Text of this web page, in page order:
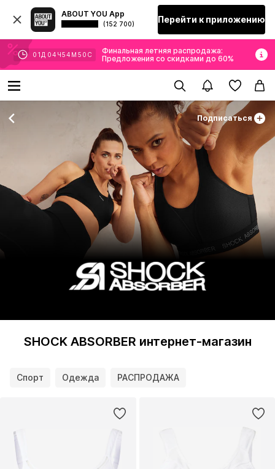
ABOUT YOU App
(152 700) Перейти к приложению
01 Д 04 Ч54 М 50 С
Финальная летняя распродажа:
Предложения со скидками до 60%
Подписаться
SHOCK ABSORBER интернет-магазин
Спорт Одежда РАСПРОДАЖА